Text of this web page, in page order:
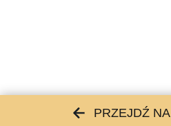
PRZEJDŹ NA